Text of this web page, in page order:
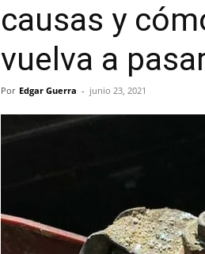
causas y
vuelva a
Por Edgar Guerra - junio 23, 2021